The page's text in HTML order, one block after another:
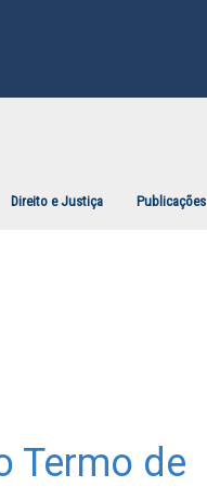
Direito e Justiça Publicações
Termo de